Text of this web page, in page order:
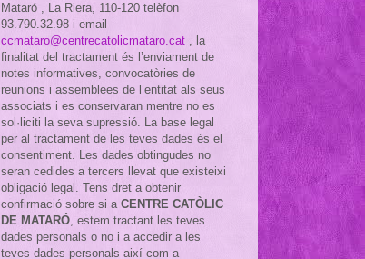
Mataró , La Riera, 110-120 telèfon
93.790.32.98 i email
ccmataro@centrecatolicmataro.cat , la
finalitat del tractament és l’enviament de
notes informatives, convocatòries de
reunions i assemblees de l’entitat als seus
associats i es conservaran mentre no es
sol·liciti la seva supressió. La base legal
per al tractament de les teves dades és el
consentiment. Les dades obtingudes no
seran cedides a tercers llevat que existeixi
obligació legal. Tens dret a obtenir
confirmació sobre si a CENTRE CATÒLIC
DE MATARÓ, estem tractant les teves
dades personals o no i a accedir a les
teves dades personals així com a